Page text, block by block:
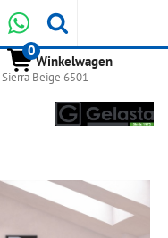
Whatsapp
0
Winkelwagen
Sierra Beige 6501